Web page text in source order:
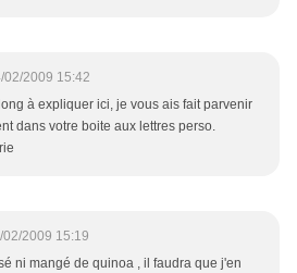
02/2009 15:42
à expliquer ici, je vous ais fait parvenir
dans votre boite aux lettres perso.
02/2009 15:19
ni mangé de quinoa , il faudra que j'en